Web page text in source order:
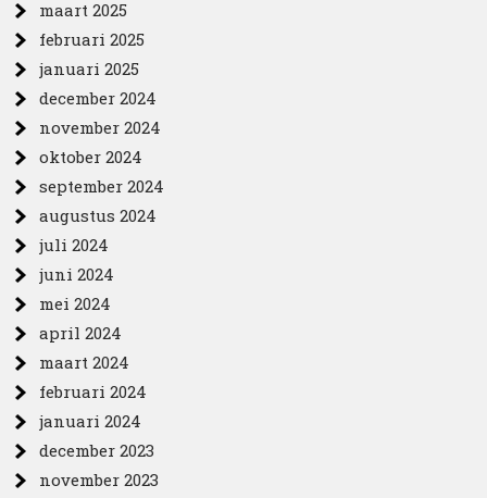
maart 2025
februari 2025
januari 2025
december 2024
november 2024
oktober 2024
september 2024
augustus 2024
juli 2024
juni 2024
mei 2024
april 2024
maart 2024
februari 2024
januari 2024
december 2023
november 2023